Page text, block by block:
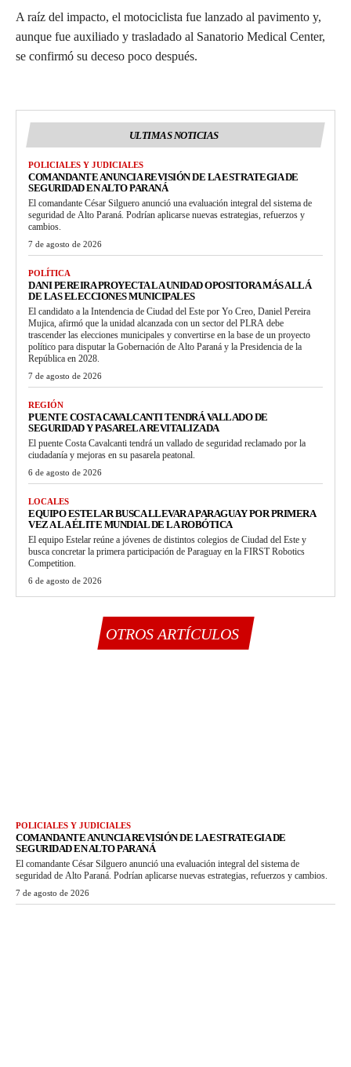
A raíz del impacto, el motociclista fue lanzado al pavimento y,
aunque fue auxiliado y trasladado al Sanatorio Medical Center,
se confirmó su deceso poco después.
ULTIMAS NOTICIAS
POLICIALES Y JUDICIALES
COMANDANTE ANUNCIA REVISIÓN DE LA ESTRATEGIA DE
SEGURIDAD EN ALTO PARANÁ
El comandante César Silguero anunció una evaluación integral del sistema de
seguridad de Alto Paraná. Podrían aplicarse nuevas estrategias, refuerzos y
cambios.
7 de agosto de 2026
POLÍTICA
DANI PEREIRA PROYECTA LA UNIDAD OPOSITORA MÁS ALLÁ
DE LAS ELECCIONES MUNICIPALES
El candidato a la Intendencia de Ciudad del Este por Yo Creo, Daniel Pereira
Mujica, afirmó que la unidad alcanzada con un sector del PLRA debe
trascender las elecciones municipales y convertirse en la base de un proyecto
político para disputar la Gobernación de Alto Paraná y la Presidencia de la
República en 2028.
7 de agosto de 2026
REGIÓN
PUENTE COSTA CAVALCANTI TENDRÁ VALLADO DE
SEGURIDAD Y PASARELA REVITALIZADA
El puente Costa Cavalcanti tendrá un vallado de seguridad reclamado por la
ciudadanía y mejoras en su pasarela peatonal.
6 de agosto de 2026
LOCALES
EQUIPO ESTELAR BUSCA LLEVAR A PARAGUAY POR PRIMERA
VEZ A LA ÉLITE MUNDIAL DE LA ROBÓTICA
El equipo Estelar reúne a jóvenes de distintos colegios de Ciudad del Este y
busca concretar la primera participación de Paraguay en la FIRST Robotics
Competition.
6 de agosto de 2026
OTROS ARTÍCULOS
POLICIALES Y JUDICIALES
COMANDANTE ANUNCIA REVISIÓN DE LA ESTRATEGIA DE
SEGURIDAD EN ALTO PARANÁ
El comandante César Silguero anunció una evaluación integral del sistema de
seguridad de Alto Paraná. Podrían aplicarse nuevas estrategias, refuerzos y cambios.
7 de agosto de 2026